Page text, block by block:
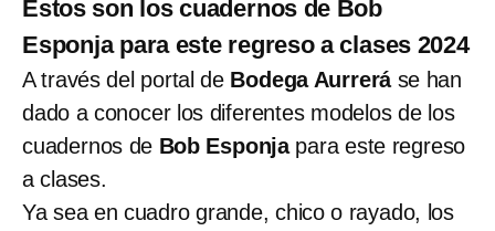
Estos son los cuadernos de Bob
Esponja para este regreso a clases 2024
A través del portal de Bodega Aurreráse han
dado a conocer los diferentes modelos de los
cuadernos de Bob Esponjapara este regreso
a clases.
Ya sea en cuadro grande, chico o rayado, los